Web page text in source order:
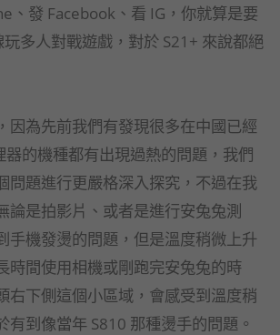
、發 Facebook、看 IG，你就算是要
多人對戰遊戲，對於 S21+ 來說都絕
因為先前我們有發現很多在中國已經
器的機種都有出現過熱的問題，我們
問題進行更嚴格深入探究，不過在我
論是拍影片、或者是進行安兔兔測
手機發燙的問題，但是溫度稍微上升
時間使用相機或剛跑完安兔兔的時
右下側這個小區域，會感受到溫度稍
有到像當年 S810 那種燙手的問題。